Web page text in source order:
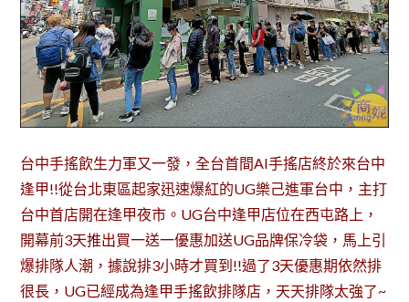
台中手搖飲生力軍又一發，全台首間AI手搖店終於來台中
逢甲!!從台北東區起家迅速爆紅的UG樂己進軍台中，主打
台中首店開在逢甲夜市。UG台中逢甲店位在西屯路上，
開幕前3天推出買一送一優惠加送UG品牌保冷袋，馬上引
爆排隊人潮，據說排3小時才買到!!過了3天優惠期依然排
很長，UG已經成為逢甲手搖飲排隊店，天天排隊太強了~